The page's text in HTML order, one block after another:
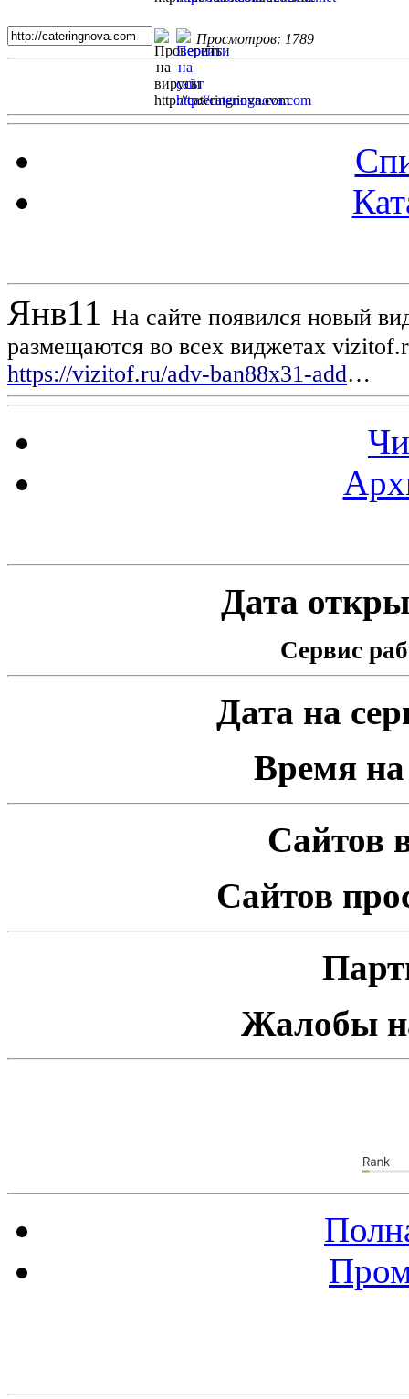
Просмотров: 1789
Янв11 На сайте появился новый
размещаются во всех виджетах
https://vizitof.ru/adv-ban88x31-add…
Дата
Сервис
Дата на
Время на
Сайтов
Сайтов
Жалобы